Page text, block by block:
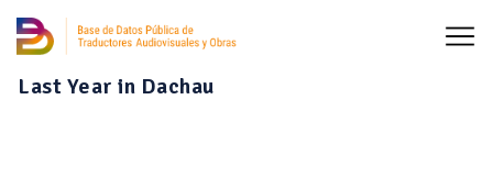
Last Year in Dachau